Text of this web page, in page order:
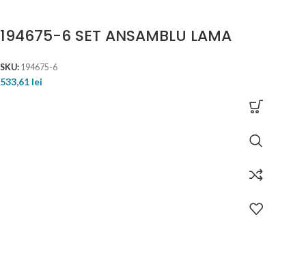
194675-6 SET ANSAMBLU LAMA
SKU: 194675-6
533,61 lei